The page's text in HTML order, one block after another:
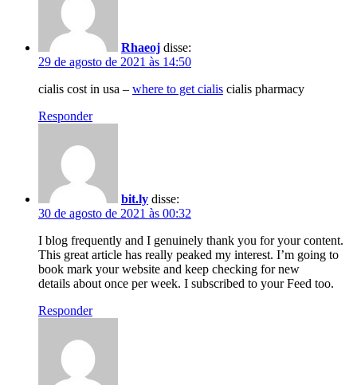
Rhaeoj disse:
29 de agosto de 2021 às 14:50
cialis cost in usa – where to get cialis cialis pharmacy
Responder
bit.ly disse:
30 de agosto de 2021 às 00:32
I blog frequently and I genuinely thank you for your content.
This great article has really peaked my interest. I’m going to
book mark your website and keep checking for new
details about once per week. I subscribed to your Feed too.
Responder